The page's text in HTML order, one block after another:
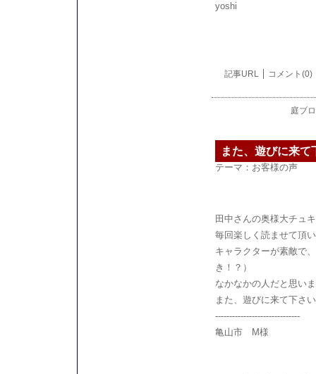
yoshi
記事URL コメント(0)
庭ブ
また、遊びに来て
テーマ： お客様の声
田中さんの奥様大チュ
毎回楽しく読ませて頂
キャラクターが素敵で
き！？）
なかなかの人だと思い
また、遊びに来て下さ
------------------------------
亀山市 M様